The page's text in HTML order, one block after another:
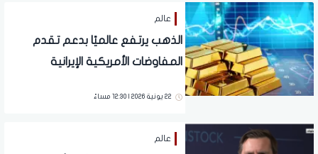
عالم
الذهب يرتفع عالميًا بدعم تقدم
المفاوضات الأمريكية الإيرانية
22 يونية 2026 | 12:30 مساءً
عالم